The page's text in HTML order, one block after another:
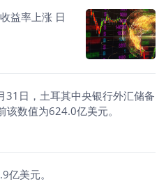
益率上涨 日
31日，土耳其中央银行外汇储备
数值为624.0亿美元。
亿美元。